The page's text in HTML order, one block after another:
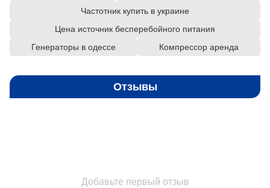
Частотник купить в украине
Цена источник бесперебойного питания
Генераторы в одессе
Компрессор аренда
Отзывы
Добавьте первый отзыв